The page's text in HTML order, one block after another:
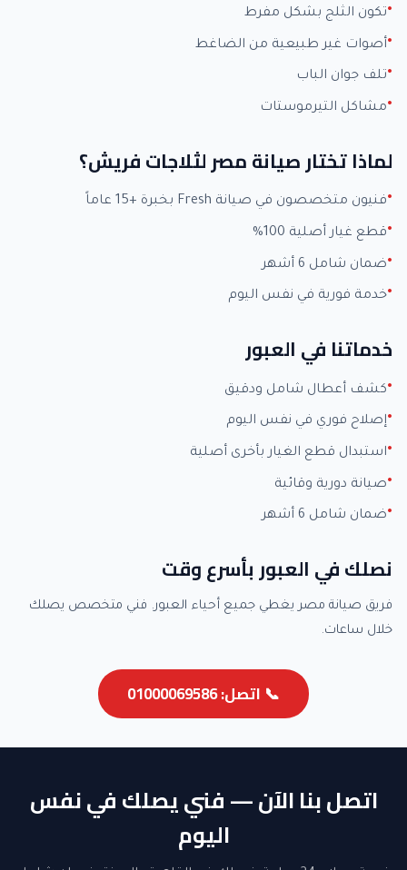
تكون الثلج بشكل مفرط
أصوات غير طبيعية من الضاغط
تلف جوان الباب
مشاكل التيرموستات
لماذا تختار صيانة مصر لثلاجات فريش؟
فنيون متخصصون في صيانة Fresh بخبرة +15 عاماً
قطع غيار أصلية 100%
ضمان شامل 6 أشهر
خدمة فورية في نفس اليوم
خدماتنا في العبور
كشف أعطال شامل ودقيق
إصلاح فوري في نفس اليوم
استبدال قطع الغيار بأخرى أصلية
صيانة دورية وقائية
ضمان شامل 6 أشهر
نصلك في العبور بأسرع وقت
فريق صيانة مصر يغطي جميع أحياء العبور. فني متخصص يصلك
خلال ساعات.
📞 اتصل: 01000069586
اتصل بنا الآن — فني يصلك في نفس
اليوم